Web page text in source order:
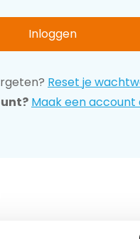
Inloggen
Reset je
Maak een account
je persoonlijke én